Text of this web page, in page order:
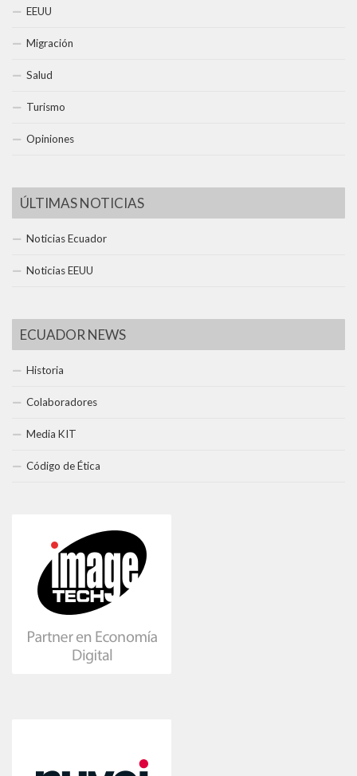
EEUU
Migración
Salud
Turismo
Opiniones
ÚLTIMAS NOTICIAS
Noticias Ecuador
Noticias EEUU
ECUADOR NEWS
Historia
Colaboradores
Media KIT
Código de Ética